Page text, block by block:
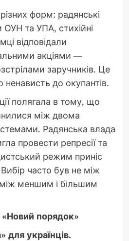
форм: радянські
ОУН та УПА, стихійні
відповідали
акціями —
заручників. Це
до окупантів.
полягала в тому, що
між двома
Радянська влада
провести репресії та
режим приніс
часто був не між
меншим і більшим
«Новий порядок»
для українців.